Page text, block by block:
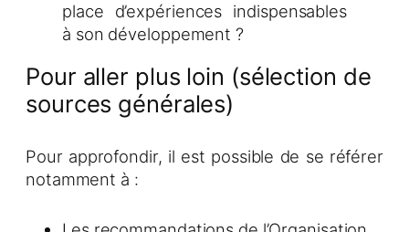
place d’expériences indispensables
à son développement ?
Pour aller plus loin (sélection de
sources générales)
Pour approfondir, il est possible de se référer
notamment à :